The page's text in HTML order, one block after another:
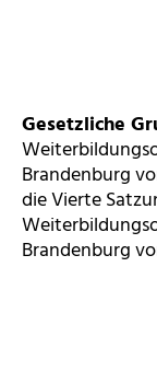
Gesetzliche
Brandenburg
die Vierte
Brandenburg